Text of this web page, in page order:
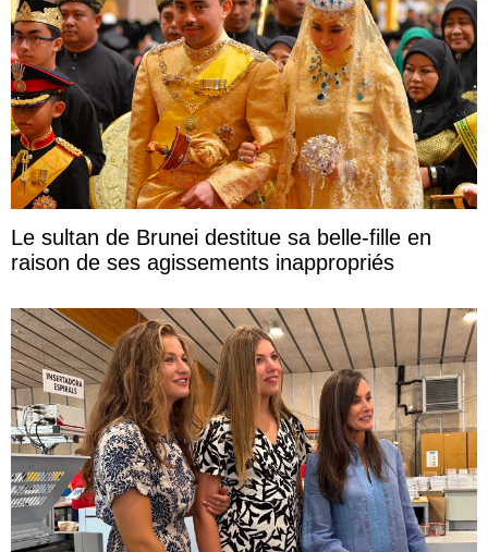
Le sultan de Brunei destitue sa belle-fille en
raison de ses agissements inappropriés